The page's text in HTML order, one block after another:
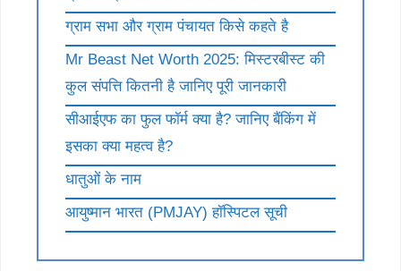
ग्राम सभा और ग्राम पंचायत किसे कहते है
Mr Beast Net Worth 2025: मिस्टरबीस्ट की
कुल संपत्ति कितनी है जानिए पूरी जानकारी
सीआईएफ का फुल फॉर्म क्या है? जानिए बैंकिंग में
इसका क्या महत्व है?
धातुओं के नाम
आयुष्मान भारत (PMJAY) हॉस्पिटल सूची